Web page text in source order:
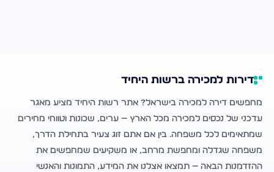
דירות למכירה ברשות היחיד
מחפשים דירה למכירה בישראל? אתר רשות היחיד מציע מאגר
עדכני של נכסים למכירה מכל הארץ — ערים, שכונות וטווחי מחירים
שמתאימים לכל משפחה. בין אם אתם זוג צעיר בתחילת הדרך,
משפחה שגדלה ומחפשת מרחב, או משקיעים שמחפשים את
ההזדמנות הבאה — תמצאו אצלנו את המידע, התמונות והאנשי